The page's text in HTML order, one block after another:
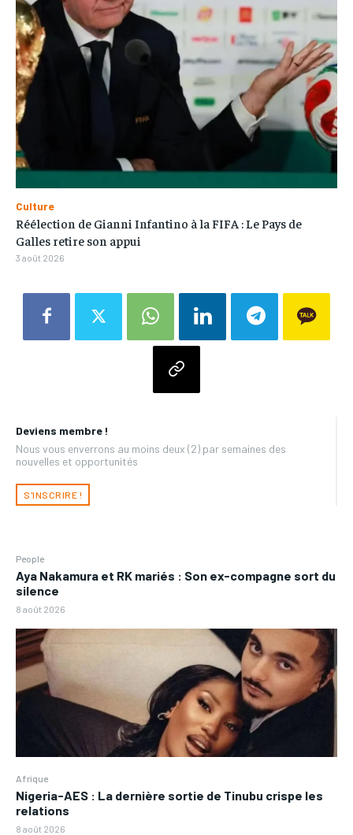
Deviens membre !
Nous vous enverrons au moins deux (2) par semaines des
nouvelles et opportunités
S'INSCRIRE !
People
Aya Nakamura et RK mariés : Son ex-compagne sort du
silence
8 août 2026
Afrique
Nigeria-AES : La dernière sortie de Tinubu crispe les
relations
8 août 2026
Culture
Réélection de Gianni Infantino à la FIFA : Le Pays de
Galles retire son appui
3 août 2026